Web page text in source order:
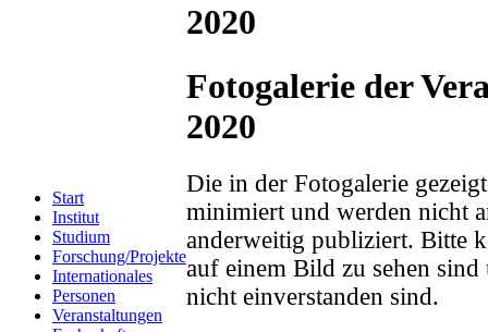
Start
Institut
Studium
Forschung/Projekte
Internationales
Personen
Veranstaltungen
2020
Fotogalerie der
2020
Die in der Fotogalerie
minimiert und werden nicht
anderweitig publiziert. Bitte
auf einem Bild zu sehen
nicht einverstanden sind.